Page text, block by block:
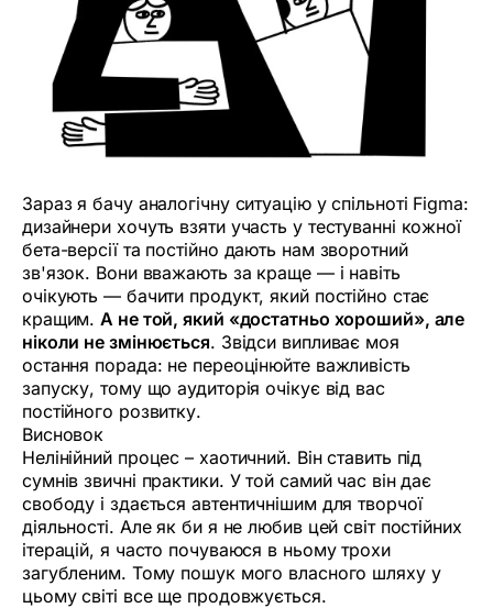
Зараз я бачу аналогічну ситуацію у спільноті Figma:
дизайнери хочуть взяти участь у тестуванні кожної
бета-версії та постійно дають нам зворотний
зв'язок. Вони вважають за краще — і навіть
очікують — бачити продукт, який постійно стає
кращим.А не той, який «достатньо хороший», але
ніколи не змінюється. Звідси випливає моя
остання порада: не переоцінюйте важливість
запуску, тому що аудиторія очікує від вас
постійного розвитку.
Висновок
Нелінійний процес – хаотичний. Він ставить під
сумнів звичні практики. У той самий час він дає
свободу і здається автентичнішим для творчої
діяльності. Але як би я не любив цей світ постійних
ітерацій, я часто почуваюся в ньому трохи
загубленим. Тому пошук мого власного шляху у
цьому світі все ще продовжується.